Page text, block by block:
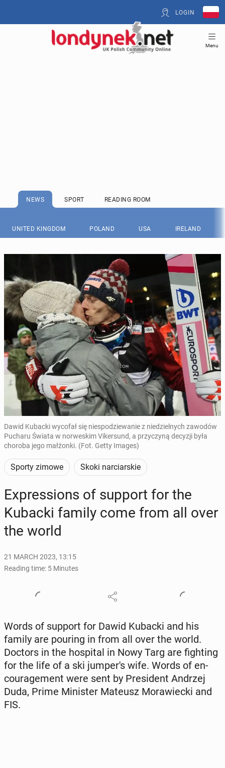
LOGIN
Menu
NEWS SPORT READING ROOM
UNITED KINGDOM POLAND USA IRELAND
Dawid Kubacki wycofał się niespodziewanie z niedzielnych zawodów
Pucharu Świata w norweskim Vikersund, a przyczyną decyzji była
choroba jego małżonki. (Fot. Getty Images)
Sporty zimowe Skoki narciarskie
Ex­pres­sions of support for the
Kubacki family come from all over
the world
21 MARCH 2023, 13:15
Reading time: 5 Minutes
Words of support for Dawid Kubacki and his
family are pouring in from all over the world.
Doctors in the hos­pi­tal in Nowy Targ are fight­ing
for the life of a ski jumper's wife. Words of en­
cour­age­ment were sent by Pres­i­dent Andrzej
Duda, Prime Min­is­ter Mateusz Moraw­iec­ki and
FIS.